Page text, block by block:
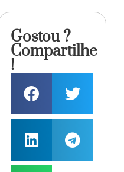
Gostou ?
Compartilhe
!